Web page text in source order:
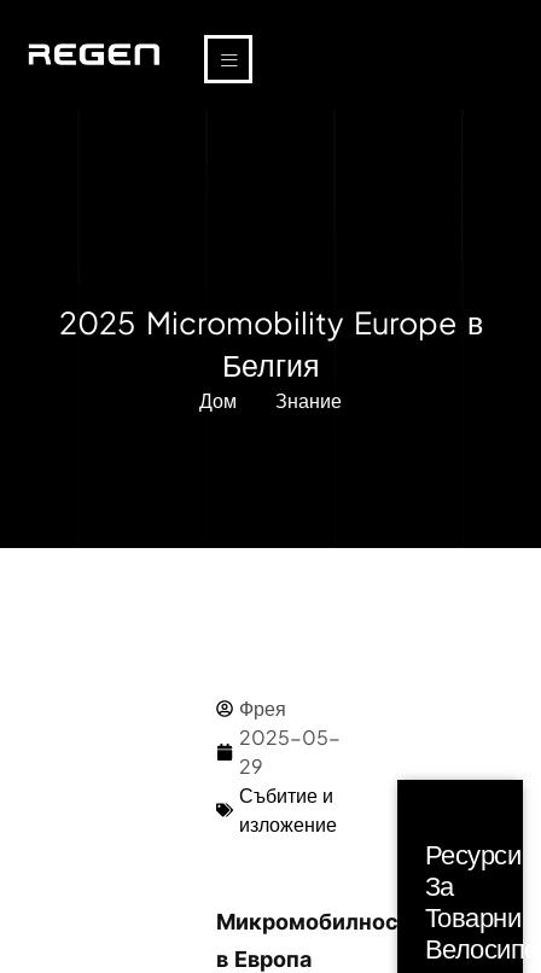
2025 Micromobility Europe в
Белгия
Дом Знание
Фрея
2025-05-
29
Събитие и
изложение
Микромобилност
в Европа
Ресурси
За
Товарни